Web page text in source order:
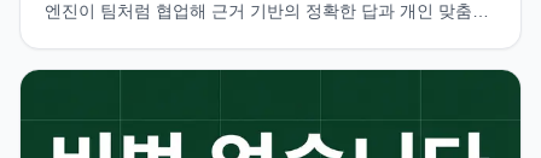
엔진이 팀처럼 협업해 근거 기반의 정확한 답과 개인 맞춤형